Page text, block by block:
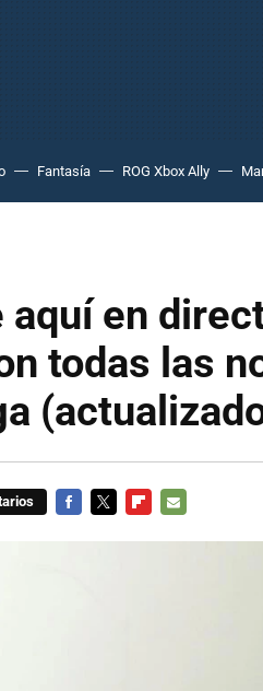
Fantasía ROG Xbox Ally
aquí en
todas las